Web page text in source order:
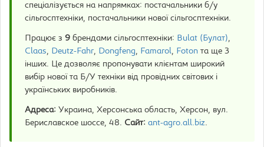
спеціалізується на напрямках: постачальники б/у
сільгосптехніки, постачальники нової сільгосптехніки.
Працює з 9 брендами сільгосптехніки: Bulat (Булат),
Claas, Deutz-Fahr, Dongfeng, Famarol, Foton та ще 3
інших. Це дозволяє пропонувати клієнтам широкий
вибір нової та Б/У техніки від провідних світових і
українських виробників.
Адреса: Украина, Херсонська область, Херсон, вул.
Бериславское шоссе, 48. Сайт: ant-agro.all.biz.